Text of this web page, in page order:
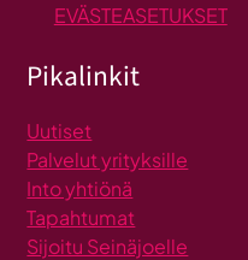
EVÄSTEASETUKSET
Pikalinkit
Uutiset
Palvelut yrityksille
Into yhtiönä
Tapahtumat
Sijoitu Seinäjoelle